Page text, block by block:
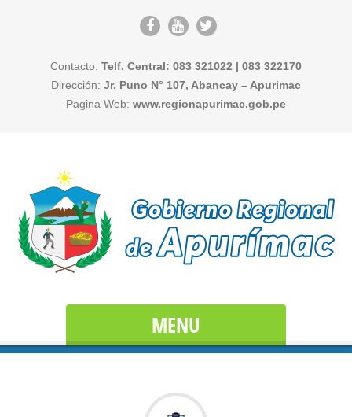
Contacto: Telf. Central: 083 321022 | 083 322170
Dirección: Jr. Puno N° 107, Abancay – Apurimac
Pagina Web: www.regionapurimac.gob.pe
MENU